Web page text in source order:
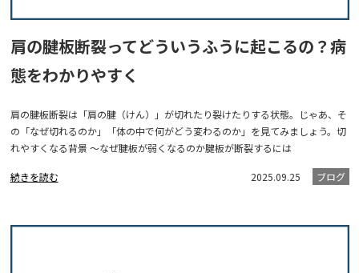
肩の腱板断裂ってどういうふうに起こるの？病
態をわかりやすく
肩の腱板断裂は「肩の腱（けん）」が切れたり裂けたりする状態。じゃあ、そ
の「なぜ切れるのか」「体の中で何がどう変わるのか」を見てみましょう。切
れやすくなる背景 ～なぜ腱板が弱くなるのか腱板が断裂するには
続きを読む 2025.09.25 ブログ